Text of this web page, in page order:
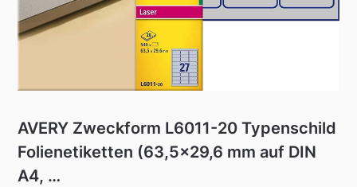
AVERY Zweckform L6011-20 Typenschild
Folienetiketten (63,5×29,6 mm auf DIN
A4, …